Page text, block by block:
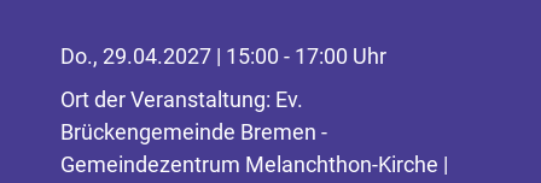
Do., 29.04.2027 | 15:00 - 17:00 Uhr
Ort der Veranstaltung: Ev.
Brückengemeinde Bremen -
Gemeindezentrum Melanchthon-Kirche |